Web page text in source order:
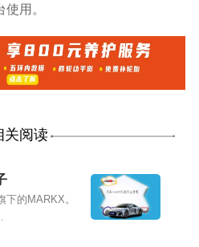
用。
关阅读
的MARKX。